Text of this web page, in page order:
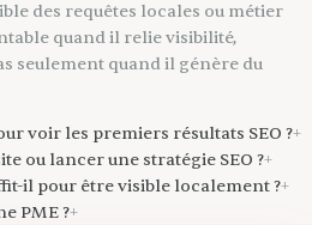
des requêtes locales ou métier
quand il relie visibilité,
seulement quand il génère du
voir les premiers résultats SEO ?+
ou lancer une stratégie SEO ?+
il pour être visible localement ?+
PME ?+